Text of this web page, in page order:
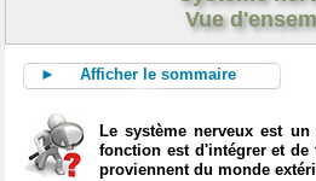
Vue
► Afficher le sommaire
Le système nerveux est
fonction est d'intégrer et de
proviennent du monde